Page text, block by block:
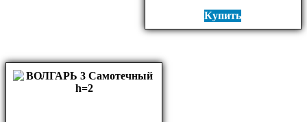
Купить